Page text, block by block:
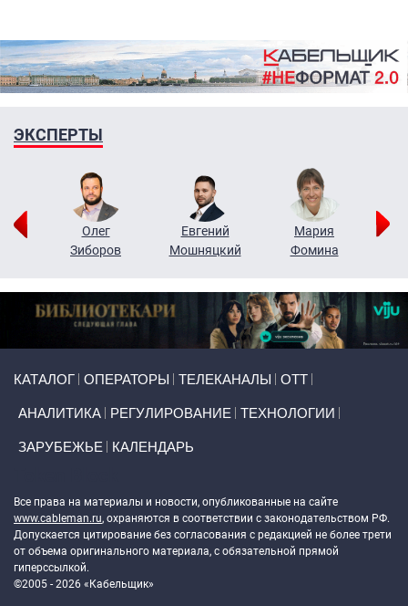
ЭКСПЕРТЫ
Олег
Зиборов
Евгений
Мошняцкий
Мария
Фомина
КАТАЛОГ ОПЕРАТОРЫ ТЕЛЕКАНАЛЫ ОТТ
АНАЛИТИКА РЕГУЛИРОВАНИЕ ТЕХНОЛОГИИ
ЗАРУБЕЖЬЕ КАЛЕНДАРЬ
Все права на материалы и новости, опубликованные на сайте
www.cableman.ru, охраняются в соответствии с законодательством РФ.
Допускается цитирование без согласования с редакцией не более трети
от объема оригинального материала, с обязательной прямой
гиперссылкой.
©2005 - 2026 «Кабельщик»